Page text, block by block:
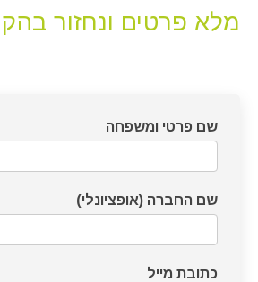
מלא פרטים ונחזור
דף
צרו
קשר
שם פרטי ומשפחה
שם החברה (אופציונלי)
כתובת מייל